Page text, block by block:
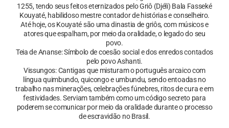
1255, tendo seus feitos eternizados pelo Griô (Djéli) Bala Fasseké
Kouyaté, habilidoso mestre contador de histórias e conselheiro.
Até hoje, os Kouyaté são uma dinastia de griôs, com músicos e
atores que espalham, por meio da oralidade, o legado do seu
povo.
Teia de Ananse: Símbolo de coesão social e dos enredos contados
pelo povo Ashanti.
Vissungos: Cantigas que misturam o português arcaico com
língua quimbundo, quicongo e umbundu, sendo entoadas no
trabalho nas minerações, celebrações fúnebres, ritos de cura e em
festividades. Serviam também como um código secreto para
poderem se comunicar por meio da oralidade durante o processo
de escravidão no Brasil.